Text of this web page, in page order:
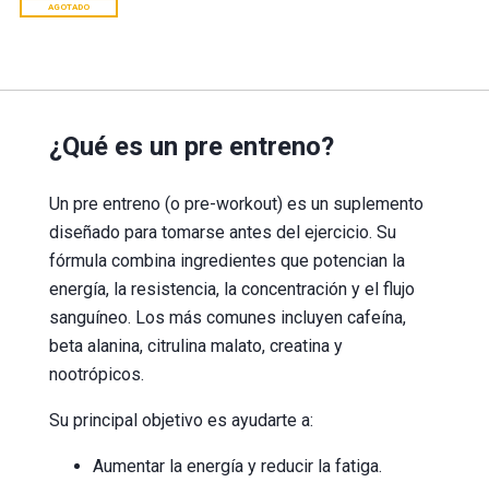
AGOTADO
¿Qué es un pre entreno?
Un pre entreno (o pre-workout) es un suplemento
diseñado para tomarse antes del ejercicio. Su
fórmula combina ingredientes que potencian la
energía, la resistencia, la concentración y el flujo
sanguíneo. Los más comunes incluyen cafeína,
beta alanina, citrulina malato, creatina y
nootrópicos.
Su principal objetivo es ayudarte a:
Aumentar la energía y reducir la fatiga.